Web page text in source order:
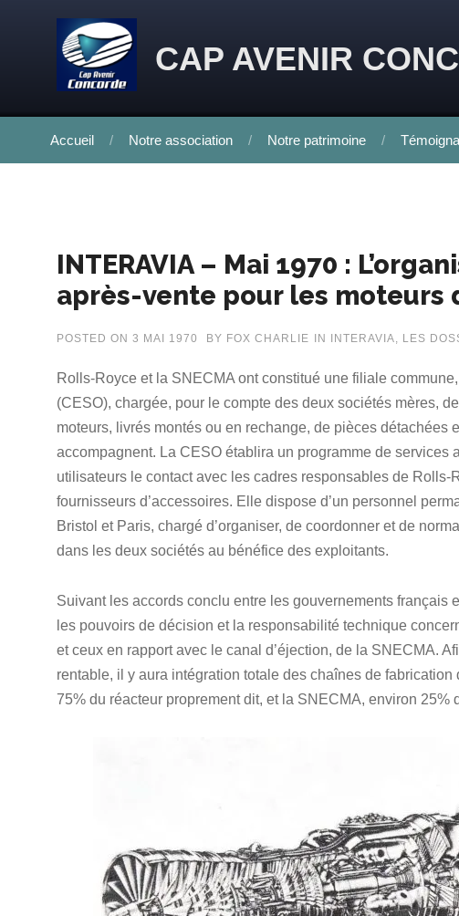
CAP AVENIR
Accueil Notre association Notre patrimoine
INTERAVIA – Mai 1970 :
après-vente pour les moteurs
POSTED ON 3 MAI 1970 BY FOX CHARLIE IN INTERAVIA, LES
Rolls-Royce et la SNECMA ont constitué une filiale
(CESO), chargée, pour le compte des deux sociétés mères,
moteurs, livrés montés ou en rechange, de pièces
accompagnent. La CESO établira un programme de services
utilisateurs le contact avec les cadres responsables de
fournisseurs d’accessoires. Elle dispose d’un personnel
Bristol et Paris, chargé d’organiser, de coordonner et de
dans les deux sociétés au bénéfice des exploitants.
Suivant les accords conclu entre les gouvernements français
les pouvoirs de décision et la responsabilité technique
et ceux en rapport avec le canal d’éjection, de la SNECMA.
rentable, il y aura intégration totale des chaînes de
75% du réacteur proprement dit, et la SNECMA, environ 25%